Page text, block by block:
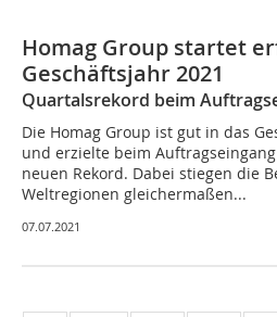
Homag Group startet
Geschäftsjahr 2021
Quartalsrekord beim
Die Homag Group ist gut in das
und erzielte beim
neuen Rekord. Dabei stiegen die
Weltregionen gleichermaßen...
07.07.2021